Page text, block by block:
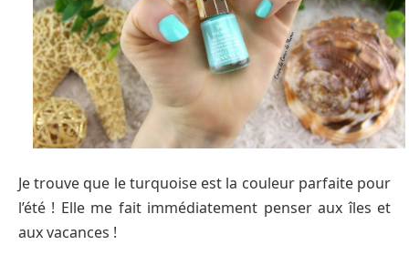
Je trouve que le turquoise est la couleur parfaite pour
l’été ! Elle me fait immédiatement penser aux îles et
aux vacances !